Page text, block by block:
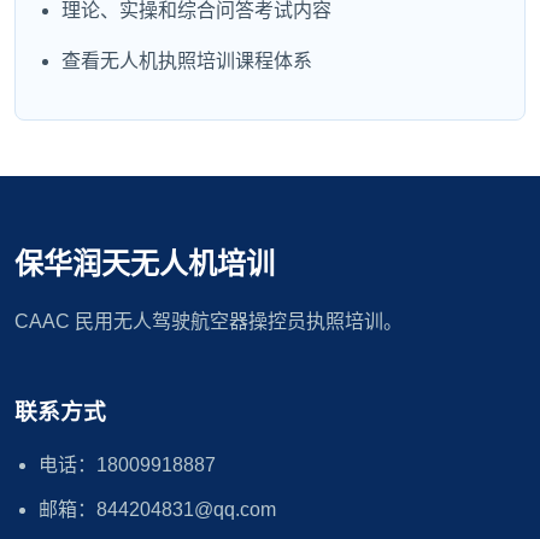
理论、实操和综合问答考试内容
查看无人机执照培训课程体系
保华润天无人机培训
CAAC 民用无人驾驶航空器操控员执照培训。
联系方式
电话：18009918887
邮箱：844204831@qq.com